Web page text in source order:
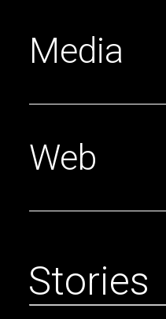
Media
Web
Stories